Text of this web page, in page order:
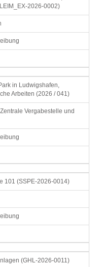
2026-0002)
in Ludwigshafen,
Arbeiten (2026 / 041)
Vergabestelle und
101 (SSPE-2026-0014)
(GHL-2026-0011)